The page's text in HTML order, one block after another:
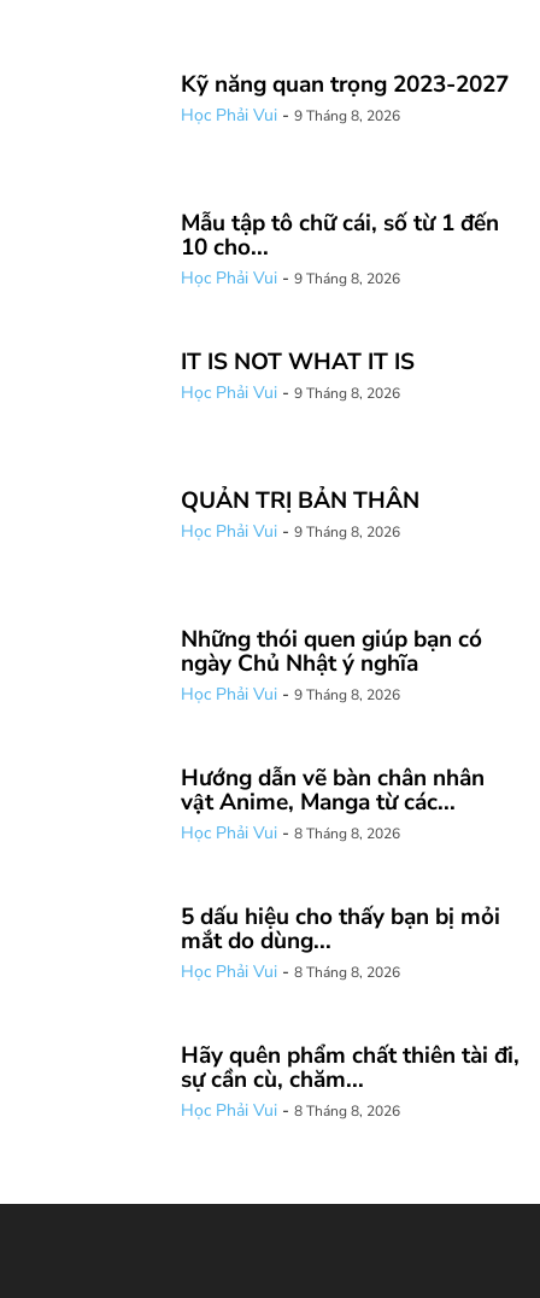
Kỹ năng quan trọng 2023-2027
Học Phải Vui - 9 Tháng 8, 2026
Mẫu tập tô chữ cái, số từ 1 đến
10 cho...
Học Phải Vui - 9 Tháng 8, 2026
IT IS NOT WHAT IT IS
Học Phải Vui - 9 Tháng 8, 2026
QUẢN TRỊ BẢN THÂN
Học Phải Vui - 9 Tháng 8, 2026
Những thói quen giúp bạn có
ngày Chủ Nhật ý nghĩa
Học Phải Vui - 9 Tháng 8, 2026
Hướng dẫn vẽ bàn chân nhân
vật Anime, Manga từ các...
Học Phải Vui - 8 Tháng 8, 2026
5 dấu hiệu cho thấy bạn bị mỏi
mắt do dùng...
Học Phải Vui - 8 Tháng 8, 2026
Hãy quên phẩm chất thiên tài đi,
sự cần cù, chăm...
Học Phải Vui - 8 Tháng 8, 2026